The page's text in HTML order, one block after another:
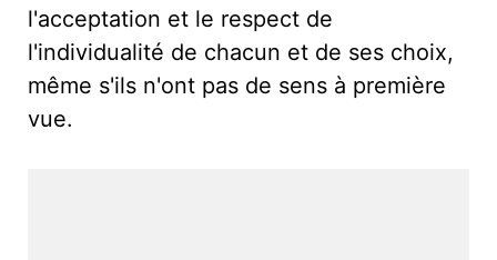
l'acceptation et le respect de
l'individualité de chacun et de ses choix,
même s'ils n'ont pas de sens à première
vue.